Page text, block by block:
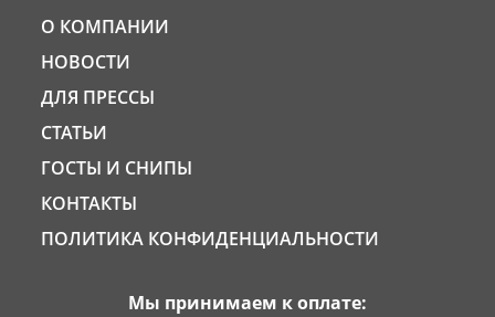
О КОМПАНИИ
НОВОСТИ
ДЛЯ ПРЕССЫ
СТАТЬИ
ГОСТЫ И СНИПЫ
КОНТАКТЫ
ПОЛИТИКА КОНФИДЕНЦИАЛЬНОСТИ
Мы принимаем к оплате: